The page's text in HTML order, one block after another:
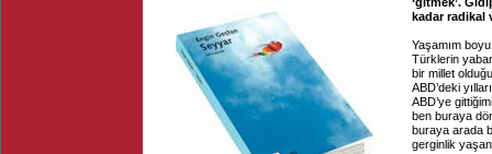
kadar radikal
Yaşamım
Türklerin
bir millet
ABD’deki
ABD’ye
ben buraya
buraya arada
gerginlik